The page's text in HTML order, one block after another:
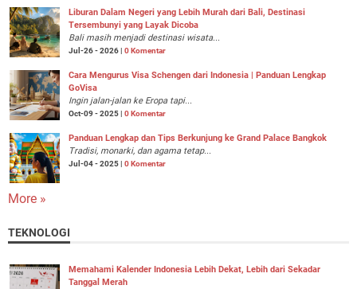
Liburan Dalam Negeri yang Lebih Murah dari Bali, Destinasi
Tersembunyi yang Layak Dicoba
Bali masih menjadi destinasi wisata...
Jul-26 - 2026 | 0 Komentar
Cara Mengurus Visa Schengen dari Indonesia | Panduan Lengkap
GoVisa
Ingin jalan-jalan ke Eropa tapi...
Oct-09 - 2025 | 0 Komentar
Panduan Lengkap dan Tips Berkunjung ke Grand Palace Bangkok
Tradisi, monarki, dan agama tetap...
Jul-04 - 2025 | 0 Komentar
More »
TEKNOLOGI
Memahami Kalender Indonesia Lebih Dekat, Lebih dari Sekadar
Tanggal Merah